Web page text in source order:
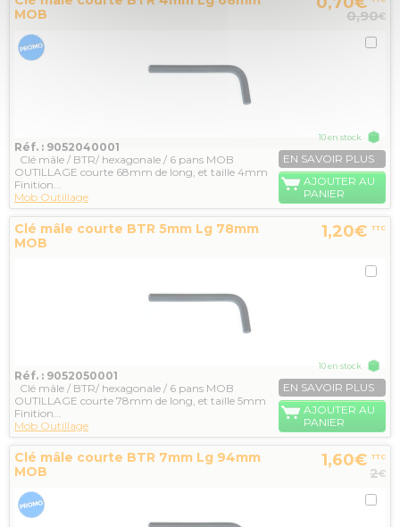
MOB
0,90€
Réf. : 9052040001
Clé mâle / BTR/ hexagonale / 6 pans MOB
OUTILLAGE courte 68mm de long, et taille 4mm
Finition...
Mob Outillage
10 en stock
EN SAVOIR PLUS
AJOUTER AU
PANIER
Clé mâle courte BTR 5mm Lg 78mm
MOB
1,20€ TTC
Réf. : 9052050001
Clé mâle / BTR/ hexagonale / 6 pans MOB
OUTILLAGE courte 78mm de long, et taille 5mm
Finition...
Mob Outillage
10 en stock
EN SAVOIR PLUS
AJOUTER AU
PANIER
Clé mâle courte BTR 7mm Lg 94mm
MOB
1,60€ TTC
2€